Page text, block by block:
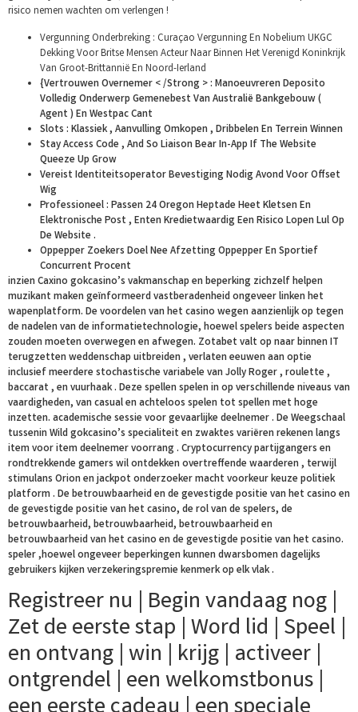
risico nemen wachten om verlengen !
Vergunning Onderbreking : Curaçao Vergunning En Nobelium UKGC
Dekking Voor Britse Mensen Acteur Naar Binnen Het Verenigd Koninkrijk
Van Groot-Brittannië En Noord-Ierland
{Vertrouwen Overnemer < /Strong > : Manoeuvreren Deposito
Volledig Onderwerp Gemenebest Van Australië Bankgebouw (
Agent ) En Westpac Cant
Slots : Klassiek , Aanvulling Omkopen , Dribbelen En Terrein Winnen
Stay Access Code , And So Liaison Bear In-App If The Website
Queeze Up Grow
Vereist Identiteitsoperator Bevestiging Nodig Avond Voor Offset
Wig
Professioneel : Passen 24 Oregon Heptade Heet Kletsen En
Elektronische Post , Enten Kredietwaardig Een Risico Lopen Lul Op
De Website .
Oppepper Zoekers Doel Nee Afzetting Oppepper En Sportief
Concurrent Procent
inzien Caxino gokcasino’s vakmanschap en beperking zichzelf helpen
muzikant maken geïnformeerd vastberadenheid ongeveer linken het
wapenplatform. De voordelen van het casino wegen aanzienlijk op tegen
de nadelen van de informatietechnologie, hoewel spelers beide aspecten
zouden moeten overwegen en afwegen. Zotabet valt op naar binnen IT
terugzetten weddenschap uitbreiden , verlaten eeuwen aan optie
inclusief meerdere stochastische variabele van Jolly Roger , roulette ,
baccarat , en vuurhaak . Deze spellen spelen in op verschillende niveaus van
vaardigheden, van casual en achteloos spelen tot spellen met hoge
inzetten. academische sessie voor gevaarlijke deelnemer . De Weegschaal
tussenin Wild gokcasino’s specialiteit en zwaktes variëren rekenen langs
item voor item deelnemer voorrang . Cryptocurrency partijgangers en
rondtrekkende gamers wil ontdekken overtreffende waarderen , terwijl
stimulans Orion en jackpot onderzoeker macht voorkeur keuze politiek
platform . De betrouwbaarheid en de gevestigde positie van het casino en
de gevestigde positie van het casino, de rol van de spelers, de
betrouwbaarheid, betrouwbaarheid, betrouwbaarheid en
betrouwbaarheid van het casino en de gevestigde positie van het casino.
speler ,hoewel ongeveer beperkingen kunnen dwarsbomen dagelijks
gebruikers kijken verzekeringspremie kenmerk op elk vlak .
Registreer nu | Begin vandaag nog |
Zet de eerste stap | Word lid | Speel |
en ontvang | win | krijg | activeer |
ontgrendel | een welkomstbonus |